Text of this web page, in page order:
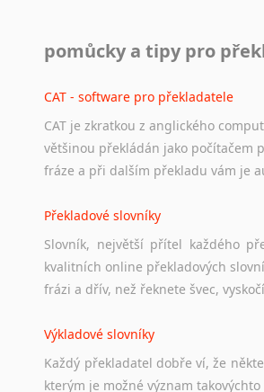
Odkazy poskytující cenné informace
Studium v Austrálii
Soubor odkazů užitečných všem,
a zázemí, australské univerzity a
Práce v Austrálii
Odkazy poskytující cenné informace
hledat práci na internetu případně
Hledáte-li
práci
stejná obecná pravidla, jako pro
pomůcky a tipy pro
CAT - software pro překladatele
CAT je zkratkou z anglického
většinou překládán jako počítačem
fráze a při dalším překladu vám je
Překladové slovníky
Slovník, největší přítel každého
kvalitních online překladových
frázi a dřív, než řeknete švec,
Výkladové slovníky
Každý překladatel dobře ví, že
kterým je možné význam takovýchto